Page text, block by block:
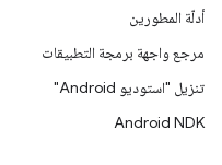
أدلّة المطورين
مرجع واجهة برمجة التطبيقات
تنزيل "استوديو Android"
Android NDK